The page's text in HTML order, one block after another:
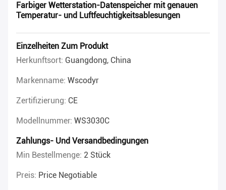
Farbiger Wetterstation-Datenspeicher mit genauen
Temperatur- und Luftfeuchtigkeitsablesungen
Einzelheiten Zum Produkt
Herkunftsort: Guangdong, China
Markenname: Wscodyr
Zertifizierung: CE
Modellnummer: WS3030C
Zahlungs- Und Versandbedingungen
Min Bestellmenge: 2 Stück
Preis: Price Negotiable